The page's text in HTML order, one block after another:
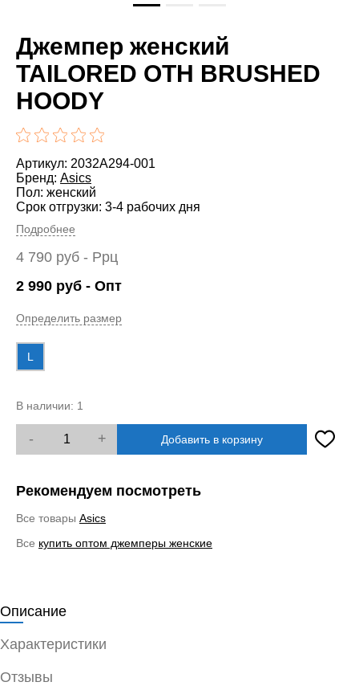
Джемпер женский
TAILORED OTH BRUSHED
HOODY
Артикул: 2032A294-001
Бренд: Asics
Пол: женский
Срок отгрузки: 3-4 рабочих дня
Подробнее
4 790 руб - Ррц
2 990 руб - Опт
Определить размер
L
В наличии: 1
- + Добавить в корзину
Рекомендуем посмотреть
Все товары Asics
Все купить оптом джемперы женские
Описание
Характеристики
Отзывы